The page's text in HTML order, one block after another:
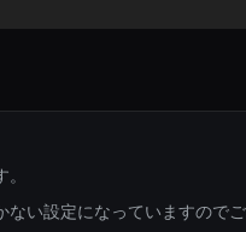
い設定になっていますので